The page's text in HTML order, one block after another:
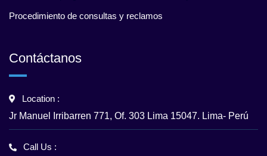
Procedimiento de consultas y reclamos
Contáctanos
Location :
Jr Manuel Irribarren 771, Of. 303 Lima 15047. Lima- Perú
Call Us :